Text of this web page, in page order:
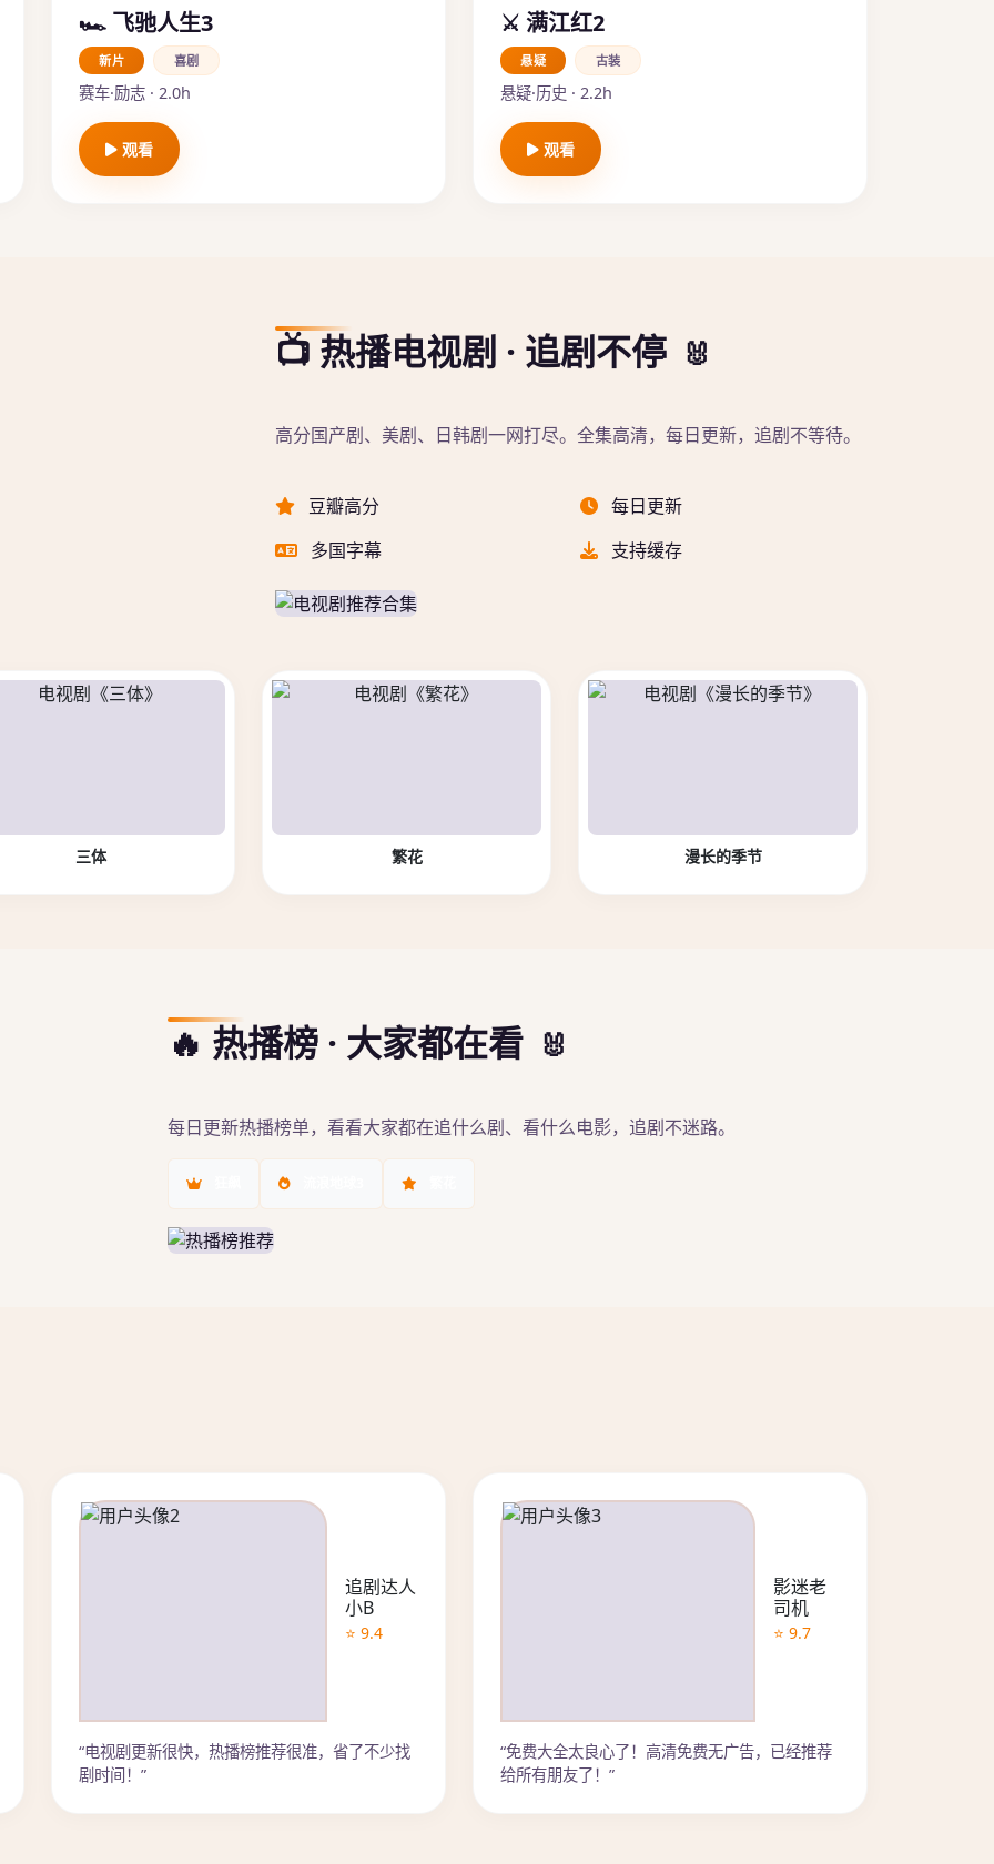
🏎️ 飞驰人生3
新片 喜剧
赛车·励志 · 2.0h
观看
⚔️ 满江红2
悬疑 古装
悬疑·历史 · 2.2h
观看
📺 热播电视剧 · 追剧不停
高分国产剧、美剧、日韩剧一网打尽。全集高清，每日更新，追剧不等待。
豆瓣高分
每日更新
多国字幕
支持缓存
三体 繁花 漫长的季节
🔥 热播榜 · 大家都在看
每日更新热播榜单，看看大家都在追什么剧、看什么电影，追剧不迷路。
追剧达人
小B
⭐ 9.4
“电视剧更新很快，热播榜推荐很准，省了不少找
剧时间！”
影迷老
司机
⭐ 9.7
“免费大全太良心了！高清免费无广告，已经推荐
给所有朋友了！”